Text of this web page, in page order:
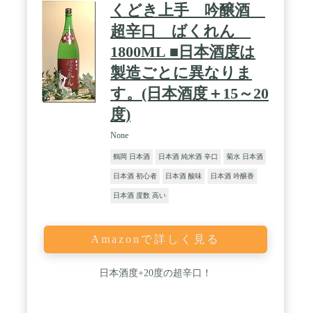
くどき上手 吟醸酒
超辛口 ばくれん
1800ML ■日本酒度は
製造ごとに異なりま
す。(日本酒度＋15～20
度)
None
鶴岡 日本酒 日本酒 純米酒 辛口 菊水 日本酒
日本酒 初心者 日本酒 酸味 日本酒 吟醸香
日本酒 度数 高い
Amazonで詳しく見る
日本酒度+20度の超辛口！